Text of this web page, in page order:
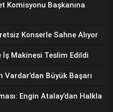
Komisyonu Başkanına
Konserle Sahne Alıyor
İş Makinesi Teslim Edildi
Büyük Başarı
Engin Atalay’dan Halkla